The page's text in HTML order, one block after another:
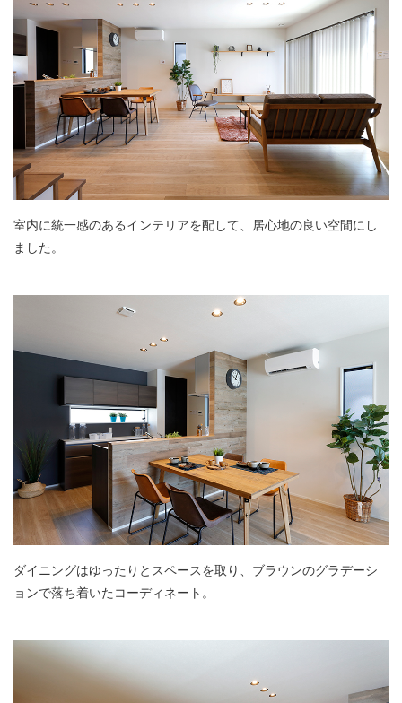
室内に統一感のあるインテリアを配して、居心地の良い空間にし
ました。
ダイニングはゆったりとスペースを取り、ブラウンのグラデーシ
ョンで落ち着いたコーディネート。